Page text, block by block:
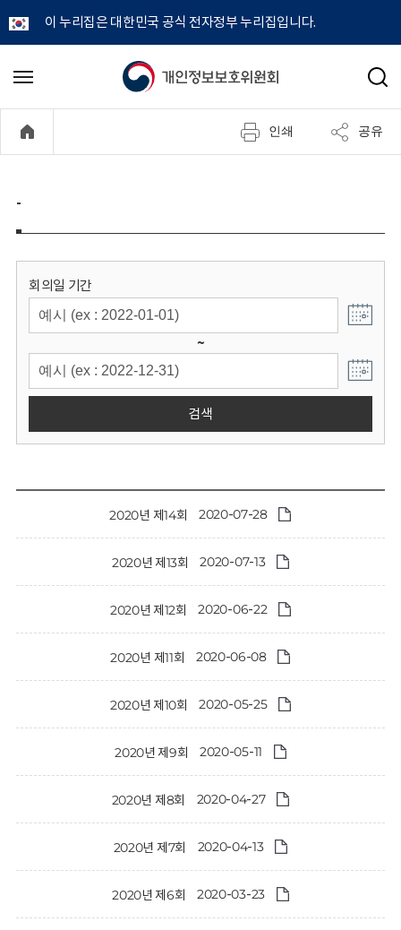
이 누리집은 대한민국 공식 전자정부 누리집입니다.
개
정
보
위
원
회
메
기
검
인쇄 공유
-
회의일 기간
~
검색
2020년 제14회 2020-07-28
2020년 제13회 2020-07-13
2020년 제12회 2020-06-22
2020년 제11회 2020-06-08
2020년 제10회 2020-05-25
2020년 제9회 2020-05-11
2020년 제8회 2020-04-27
2020년 제7회 2020-04-13
2020년 제6회 2020-03-23